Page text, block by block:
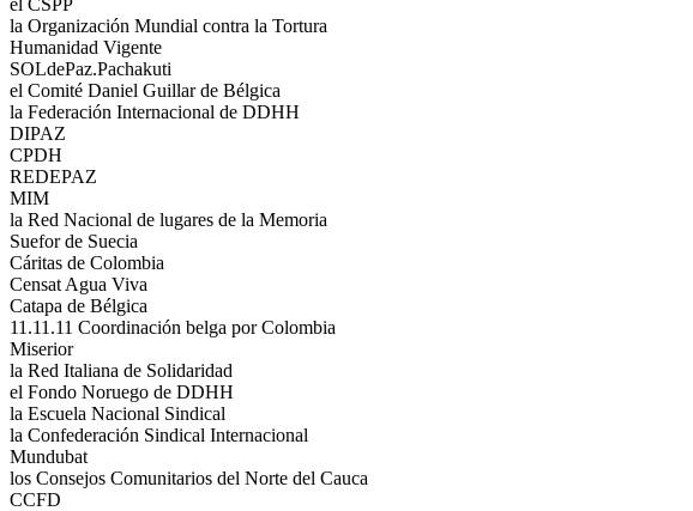
el CSPP
la Organización Mundial contra la Tortura
Humanidad Vigente
SOLdePaz.Pachakuti
el Comité Daniel Guillar de Bélgica
la Federación Internacional de DDHH
DIPAZ
CPDH
REDEPAZ
MIM
la Red Nacional de lugares de la Memoria
Suefor de Suecia
Cáritas de Colombia
Censat Agua Viva
Catapa de Bélgica
11.11.11 Coordinación belga por Colombia
Miserior
la Red Italiana de Solidaridad
el Fondo Noruego de DDHH
la Escuela Nacional Sindical
la Confederación Sindical Internacional
Mundubat
los Consejos Comunitarios del Norte del Cauca
CCFD